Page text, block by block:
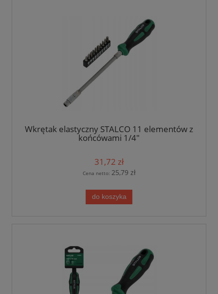
Wkrętak elastyczny STALCO 11 elementów z
końcówami 1/4"
31,72 zł
Cena netto: 25,79 zł
do koszyka